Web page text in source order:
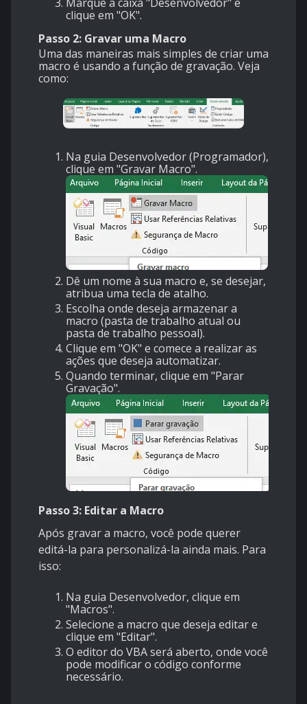
clique em "OK".
Passo 2: Gravar uma Macro
Uma das maneiras mais simples de criar uma
macro é usando a função de gravação. Veja
como:
Na guia Desenvolvedor (Programador),
clique em "Gravar Macro".
Dê um nome à sua macro e, se desejar,
atribua uma tecla de atalho.
Escolha onde deseja armazenar a
macro (pasta de trabalho atual ou
pasta de trabalho pessoal).
Clique em "OK" e comece a realizar as
ações que deseja automatizar.
Quando terminar, clique em "Parar
Gravação".
Passo 3: Editar a Macro
Após gravar a macro, você pode querer
editá-la para personalizá-la ainda mais. Para
isso:
Na guia Desenvolvedor, clique em
"Macros".
Selecione a macro que deseja editar e
clique em "Editar".
O editor do VBA será aberto, onde você
pode modificar o código conforme
necessário.